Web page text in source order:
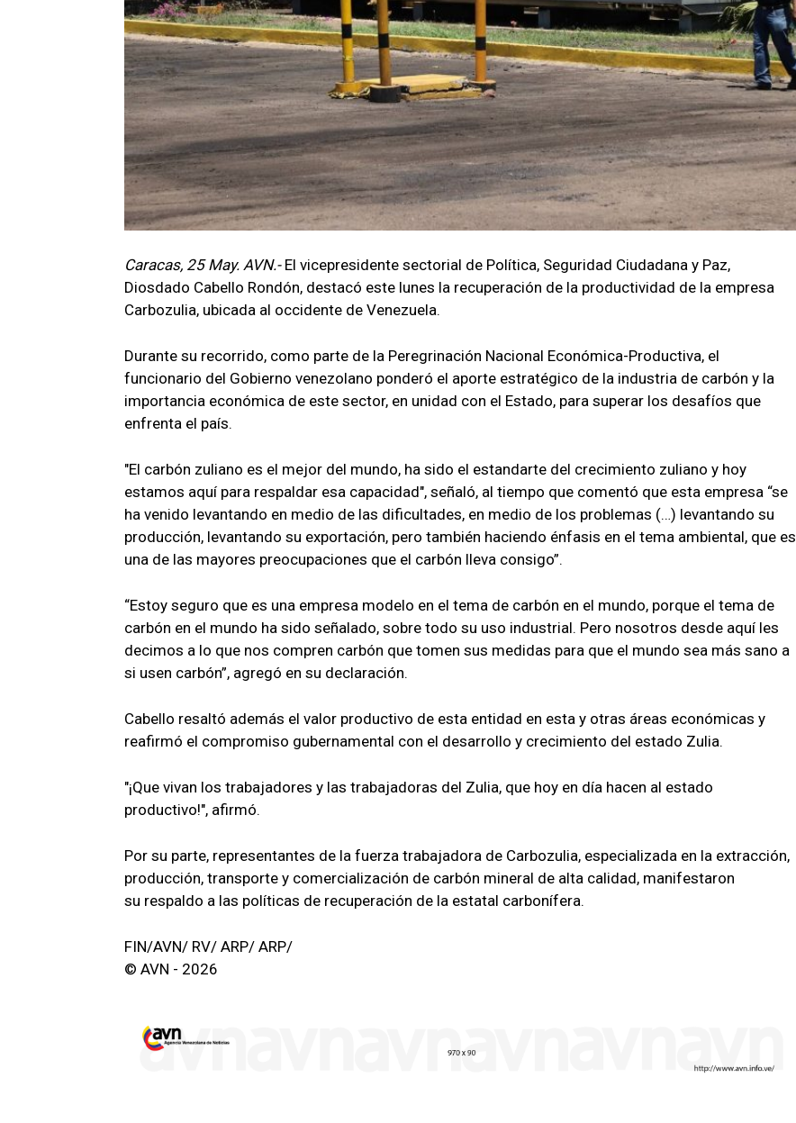
Caracas, 25 May. AVN.- El vicepresidente sectorial de Política, Seguridad Ciudadana y Paz,
Diosdado Cabello Rondón, destacó este lunes la recuperación de la productividad de la empresa
Carbozulia, ubicada al occidente de Venezuela.
Durante su recorrido, como parte de la Peregrinación Nacional Económica-Productiva, el
funcionario del Gobierno venezolano ponderó el aporte estratégico de la industria de carbón y la
importancia económica de este sector, en unidad con el Estado, para superar los desafíos que
enfrenta el país.
"El carbón zuliano es el mejor del mundo, ha sido el estandarte del crecimiento zuliano y hoy
estamos aquí para respaldar esa capacidad", señaló, al tiempo que comentó que esta empresa “se
ha venido levantando en medio de las dificultades, en medio de los problemas (…) levantando su
producción, levantando su exportación, pero también haciendo énfasis en el tema ambiental, que es
una de las mayores preocupaciones que el carbón lleva consigo”.
“Estoy seguro que es una empresa modelo en el tema de carbón en el mundo, porque el tema de
carbón en el mundo ha sido señalado, sobre todo su uso industrial. Pero nosotros desde aquí les
decimos a lo que nos compren carbón que tomen sus medidas para que el mundo sea más sano a
si usen carbón”, agregó en su declaración.
Cabello resaltó además el valor productivo de esta entidad en esta y otras áreas económicas y
reafirmó el compromiso gubernamental con el desarrollo y crecimiento del estado Zulia.
"¡Que vivan los trabajadores y las trabajadoras del Zulia, que hoy en día hacen al estado
productivo!", afirmó.
Por su parte, representantes de la fuerza trabajadora de Carbozulia, especializada en la extracción,
producción, transporte y comercialización de carbón mineral de alta calidad, manifestaron
su respaldo a las políticas de recuperación de la estatal carbonífera.
FIN/AVN/ RV/ ARP/ ARP/
© AVN - 2026